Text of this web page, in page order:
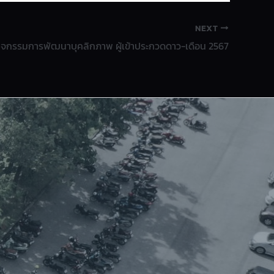
NEXT
กรรมการพัฒนาบุคลิกภาพ ผู้เข้าประกวดดาว-เดือน 2567